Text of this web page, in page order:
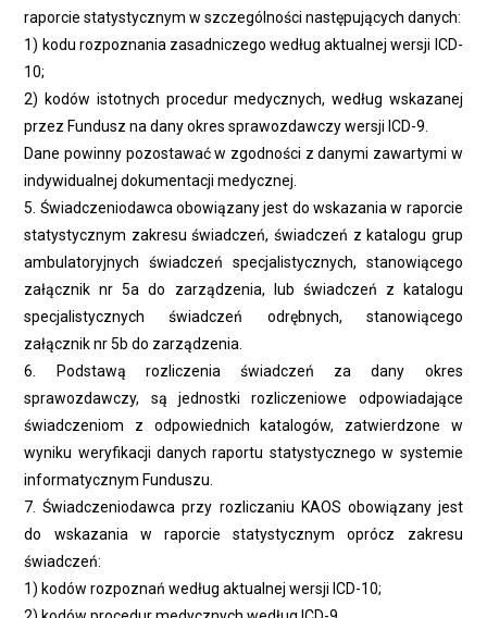
raporcie statystycznym w szczególności następujących danych:
1) kodu rozpoznania zasadniczego według aktualnej wersji ICD-
10;
2) kodów istotnych procedur medycznych, według wskazanej
przez Fundusz na dany okres sprawozdawczy wersji ICD-9.
Dane powinny pozostawać w zgodności z danymi zawartymi w
indywidualnej dokumentacji medycznej.
5. Świadczeniodawca obowiązany jest do wskazania w raporcie
statystycznym zakresu świadczeń, świadczeń z katalogu grup
ambulatoryjnych świadczeń specjalistycznych, stanowiącego
załącznik nr 5a do zarządzenia, lub świadczeń z katalogu
specjalistycznych świadczeń odrębnych, stanowiącego
załącznik nr 5b do zarządzenia.
6. Podstawą rozliczenia świadczeń za dany okres
sprawozdawczy, są jednostki rozliczeniowe odpowiadające
świadczeniom z odpowiednich katalogów, zatwierdzone w
wyniku weryfikacji danych raportu statystycznego w systemie
informatycznym Funduszu.
7. Świadczeniodawca przy rozliczaniu KAOS obowiązany jest
do wskazania w raporcie statystycznym oprócz zakresu
świadczeń:
1) kodów rozpoznań według aktualnej wersji ICD-10;